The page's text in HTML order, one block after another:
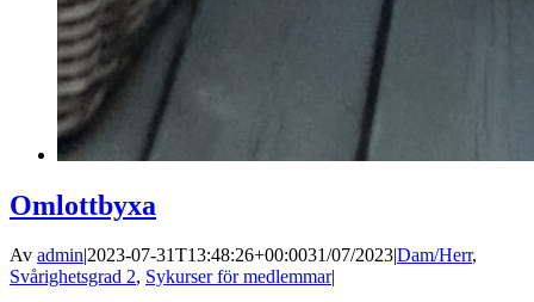
Omlottbyxa
Av admin|2023-07-31T13:48:26+00:0031/07/2023|Dam/Herr,
Svårighetsgrad 2, Sykurser för medlemmar|